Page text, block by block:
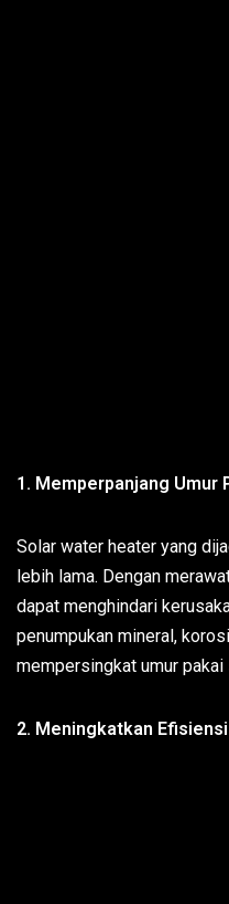
1. Memperpanjang Umur
Solar water heater yang
lebih lama. Dengan
dapat menghindari
penumpukan mineral,
mempersingkat umur
2. Meningkatkan Efisiensi